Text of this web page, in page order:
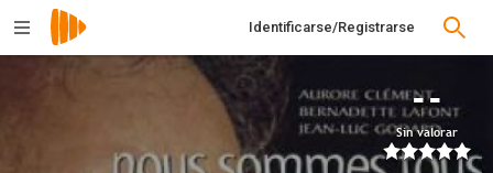
Identificarse/Registrarse
--
Sin valorar